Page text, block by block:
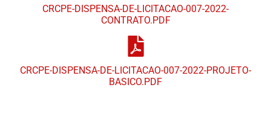
CRCPE-DISPENSA-DE-LICITACAO-007-2022-
CONTRATO.PDF
CRCPE-DISPENSA-DE-LICITACAO-007-2022-PROJETO-
BASICO.PDF